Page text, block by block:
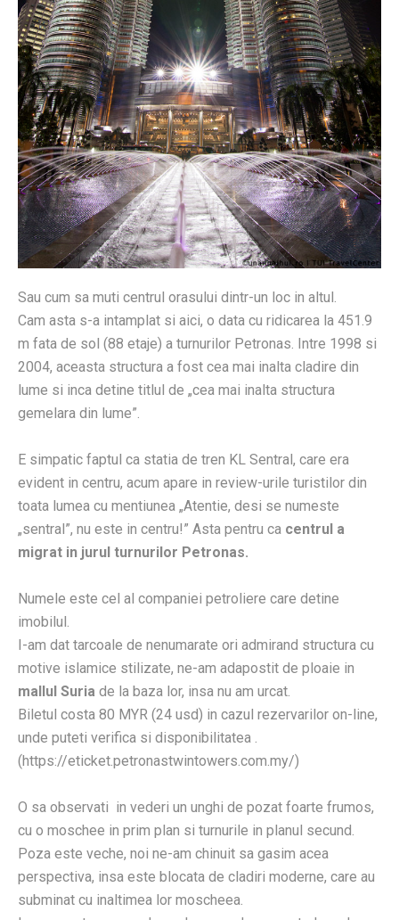
Sau cum sa muti centrul orasului dintr-un loc in altul.
Cam asta s-a intamplat si aici, o data cu ridicarea la 451.9
m fata de sol (88 etaje) a turnurilor Petronas. Intre 1998 si
2004, aceasta structura a fost cea mai inalta cladire din
lume si inca detine titlul de „cea mai inalta structura
gemelara din lume”.
E simpatic faptul ca statia de tren KL Sentral, care era
evident in centru, acum apare in review-urile turistilor din
toata lumea cu mentiunea „Atentie, desi se numeste
„sentral”, nu este in centru!” Asta pentru ca centrul a
migrat in jurul turnurilor Petronas.
Numele este cel al companiei petroliere care detine
imobilul.
I-am dat tarcoale de nenumarate ori admirand structura cu
motive islamice stilizate, ne-am adapostit de ploaie in
mallul Suria de la baza lor, insa nu am urcat.
Biletul costa 80 MYR (24 usd) in cazul rezervarilor on-line,
unde puteti verifica si disponibilitatea .
(https://eticket.petronastwintowers.com.my/)
O sa observati in vederi un unghi de pozat foarte frumos,
cu o moschee in prim plan si turnurile in planul secund.
Poza este veche, noi ne-am chinuit sa gasim acea
perspectiva, insa este blocata de cladiri moderne, care au
subminat cu inaltimea lor moscheea.